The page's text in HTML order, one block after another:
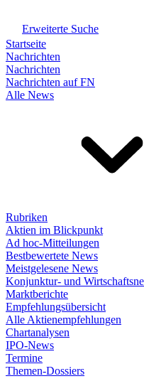
Erweiterte Suche
Startseite
Nachrichten
Nachrichten
Nachrichten auf FN
Alle News
Rubriken
Aktien im Blickpunkt
Ad hoc-Mitteilungen
Bestbewertete News
Meistgelesene News
Konjunktur- und
Marktberichte
Empfehlungsübersicht
Alle Aktienempfehlungen
Chartanalysen
IPO-News
Termine
Themen-Dossiers